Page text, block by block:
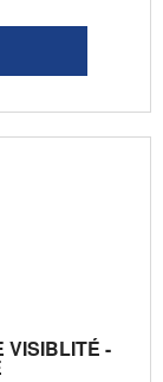
VISIBLITÉ -